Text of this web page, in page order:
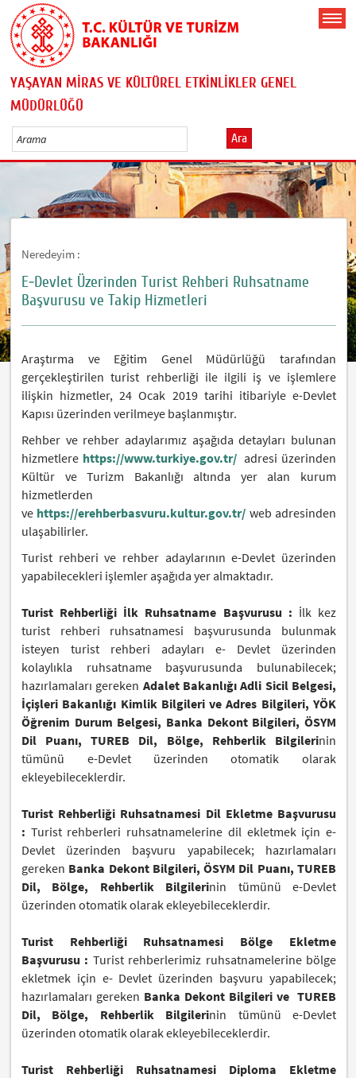
YAŞAYAN MİRAS VE KÜLTÜREL ETKİNLİKLER GENEL
MÜDÜRLÜĞÜ
Ara
Neredeyim :
E-Devlet Üzerinden Turist Rehberi Ruhsatname
Başvurusu ve Takip Hizmetleri
Araştırma ve Eğitim Genel Müdürlüğü tarafından
gerçekleştirilen turist rehberliği ile ilgili iş ve işlemlere
ilişkin hizmetler, 24 Ocak 2019 tarihi itibariyle e-Devlet
Kapısı üzerinden verilmeye başlanmıştır.
Rehber ve rehber adaylarımız aşağıda detayları bulunan
hizmetlere https://www.turkiye.gov.tr/ adresi üzerinden
Kültür ve Turizm Bakanlığı altında yer alan kurum
hizmetlerden
ve https://erehberbasvuru.kultur.gov.tr/ web adresinden
ulaşabilirler.
Turist rehberi ve rehber adaylarının e-Devlet üzerinden
yapabilecekleri işlemler aşağıda yer almaktadır.
Turist Rehberliği İlk Ruhsatname Başvurusu : İlk kez
turist rehberi ruhsatnamesi başvurusunda bulunmak
isteyen turist rehberi adayları e- Devlet üzerinden
kolaylıkla ruhsatname başvurusunda bulunabilecek;
hazırlamaları gereken Adalet Bakanlığı Adli Sicil Belgesi,
İçişleri Bakanlığı Kimlik Bilgileri ve Adres Bilgileri, YÖK
Öğrenim Durum Belgesi, Banka Dekont Bilgileri, ÖSYM
Dil Puanı, TUREB Dil, Bölge, Rehberlik Bilgilerinin
tümünü e-Devlet üzerinden otomatik olarak
ekleyebileceklerdir.
Turist Rehberliği Ruhsatnamesi Dil Ekletme Başvurusu
: Turist rehberleri ruhsatnamelerine dil ekletmek için e-
Devlet üzerinden başvuru yapabilecek; hazırlamaları
gereken Banka Dekont Bilgileri, ÖSYM Dil Puanı, TUREB
Dil, Bölge, Rehberlik Bilgilerinin tümünü e-Devlet
üzerinden otomatik olarak ekleyebileceklerdir.
Turist Rehberliği Ruhsatnamesi Bölge Ekletme
Başvurusu : Turist rehberlerimiz ruhsatnamelerine bölge
ekletmek için e- Devlet üzerinden başvuru yapabilecek;
hazırlamaları gereken Banka Dekont Bilgileri ve TUREB
Dil, Bölge, Rehberlik Bilgilerinin tümünü e-Devlet
üzerinden otomatik olarak ekleyebileceklerdir.
Turist Rehberliği Ruhsatnamesi Diploma Ekletme